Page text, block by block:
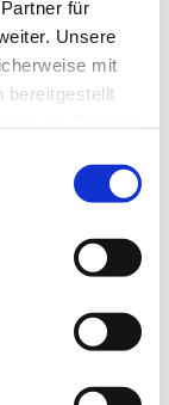
für
Unsere
mit
bereitgestellt